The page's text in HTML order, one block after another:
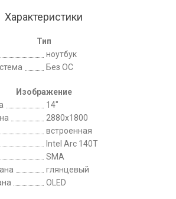
Характеристики
Тип
ноутбук
Без ОС
Изображение
14"
2880x1800
встроенная
Intel Arc 140T
SMA
глянцевый
OLED